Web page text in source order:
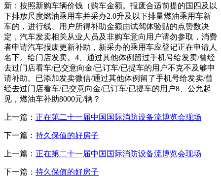
新：按照新购车辆价钱（购车金额。报废合适前提的国四及以
下排放尺度燃油乘用车并采办2.0升及以下排量燃油乘用车新
车的，进行线、用户所得补助金额由试驾体验贴的点赞数决
定，汽车发卖相关从业人员及非购车意向用户请勿参取，消费
者申请汽车报废更新补助，新采办的乘用车应登记正在申请人
名下。给门店发卖。4、通过其他体例留过手机号给发卖/曾经
去过门店看车/已交意向金/已订车/已提车的用户不克不及够申
请补助。已添加发卖微信/通过其他体例留了手机号给发卖/曾
经去过门店看车/已交意向金/已订车/已提车的用户8、公允起
见，燃油车补助8000元/辆？
上一篇： 正在第二十一届中国国际消防设备流博览会现场
下一篇： 持久保值的好房子
上一篇： 正在第二十一届中国国际消防设备流博览会现场
下一篇： 持久保值的好房子